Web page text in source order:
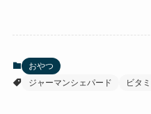
おやつ
ジャーマンシェパード
ビタ